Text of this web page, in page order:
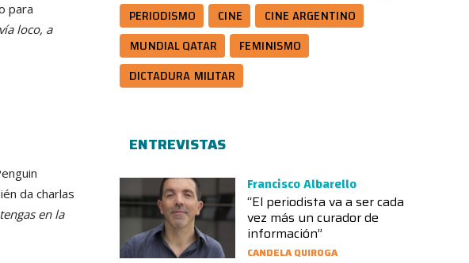
para
loco, a
da charlas
en la
PERIODISMO
CINE
CINE ARGENTINO
MUNDIAL QATAR
FEMINISMO
DICTADURA MILITAR
ENTREVISTAS
Francisco Albarello
“El periodista va a ser cada
vez más un curador de
información”
CANDELA QUIROGA